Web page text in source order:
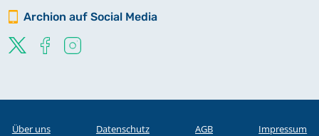
Archion auf Social Media
Über uns Datenschutz AGB Impressum